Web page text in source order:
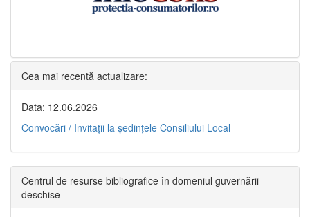
Cea mai recentă actualizare:
Data: 12.06.2026
Convocări / Invitaţii la şedinţele Consiliului Local
Centrul de resurse bibliografice în domeniul guvernării
deschise